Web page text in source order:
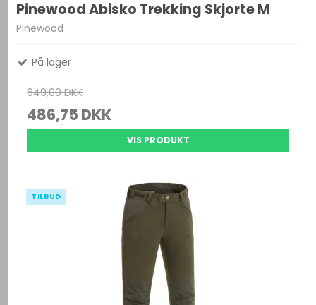
Pinewood Abisko Trekking Skjorte M
Pinewood
På lager
649,00 DKK
486,75 DKK
VIS PRODUKT
TILBUD